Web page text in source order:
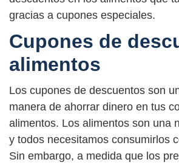
gracias a cupones especiales.
Cupones de
alimentos
Los cupones de descuentos son
manera de ahorrar dinero en tus
alimentos. Los alimentos son una
y todos necesitamos consumirlos
Sin embargo, a medida que los